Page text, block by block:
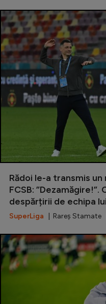
Rădoi le-a transmis
FCSB:
despărțirii de echipa
SuperLiga | Rareș Stamate